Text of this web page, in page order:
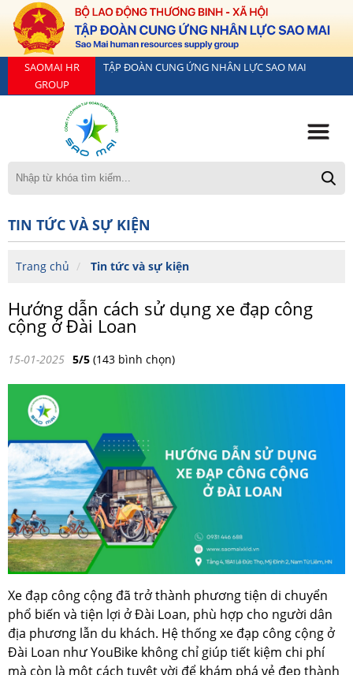
SAOMAI HR
GROUP
TẬP ĐOÀN CUNG ỨNG NHÂN LỰC SAO MAI
TIN TỨC VÀ SỰ KIỆN
Trang chủ Tin tức và sự kiện
Hướng dẫn cách sử dụng xe đạp công
cộng ở Đài Loan
15-01-2025 5/5 (143 bình chọn)
Xe đạp công cộng đã trở thành phương tiện di chuyển
phổ biến và tiện lợi ở Đài Loan, phù hợp cho người dân
địa phương lẫn du khách. Hệ thống xe đạp công cộng ở
Đài Loan như YouBike không chỉ giúp tiết kiệm chi phí
mà còn là một cách tuyệt vời để khám phá vẻ đẹp thành